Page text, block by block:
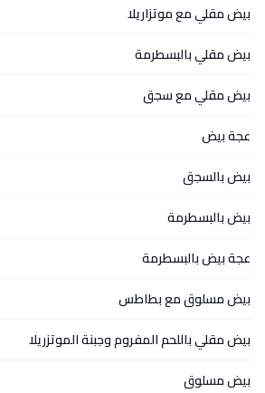
بيض مقلي مع موتزاريلا
بيض مقلي بالبسطرمة
بيض مقلي مع سجق
عجة بيض
بيض بالسجق
بيض بالبسطرمة
عجة بيض بالبسطرمة
بيض مسلوق مع بطاطس
بيض مقلي باللحم المفروم وجبنة الموتزريلا
بيض مسلوق